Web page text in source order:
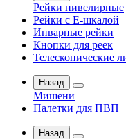
Рейки нивелирные
Рейки с Е-шкалой
Инварные рейки
Кнопки для реек
Телескопические
Назад
Мишени
Палетки для ПВП
Назад